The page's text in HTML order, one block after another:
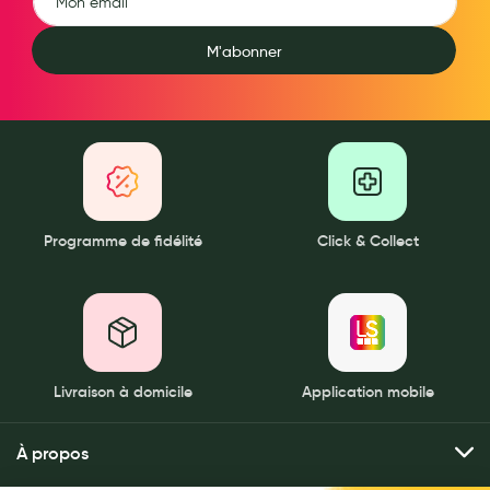
Aromathérapie
Diététique minceur
Régimes médicaux
Gemmothérapie
Oligothérapie
Compléments alimentaires
Médicaments et Santé
M'abonner
Programme de fidélité Click & Collect
Livraison à domicile Application mobile
À propos